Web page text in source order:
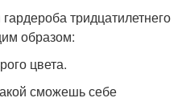
тридцатилетнего
образом:
цвета.
сможешь себе